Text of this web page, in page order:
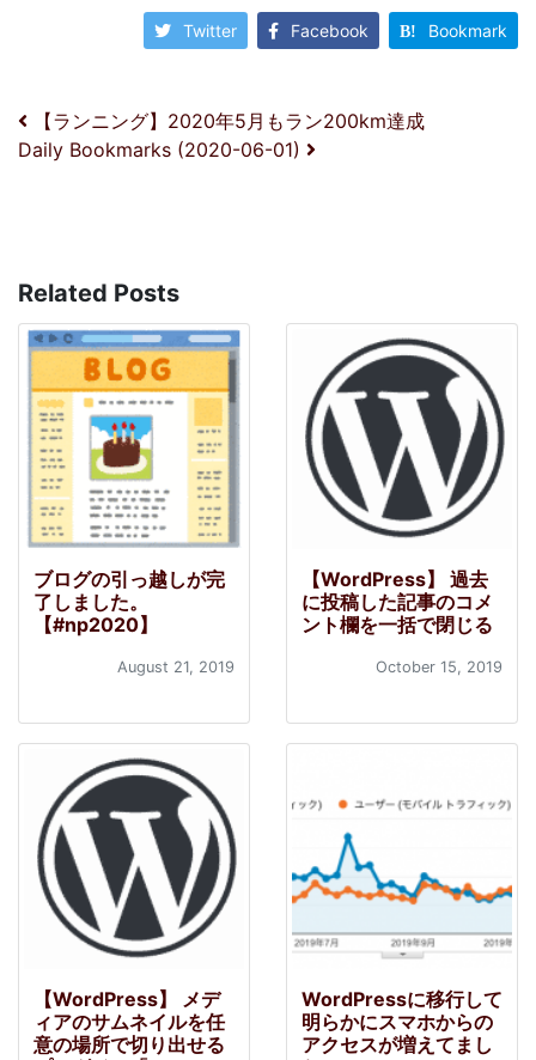
Twitter Facebook Bookmark
投稿ナビゲーション
【ランニング】2020年5月もラン200km達成
Daily Bookmarks (2020-06-01)
Related Posts
ブログの引っ越しが完
了しました。
【#np2020】
August 21, 2019
【WordPress】 過去
に投稿した記事のコメ
ント欄を一括で閉じる
October 15, 2019
【WordPress】 メデ
ィアのサムネイルを任
意の場所で切り出せる
WordPressに移行して
明らかにスマホからの
アクセスが増えてまし